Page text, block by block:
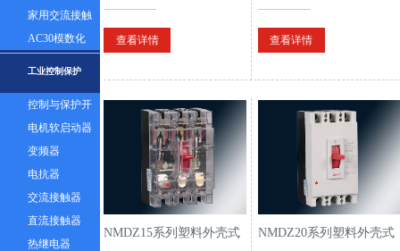
路器
家用交流接触
器
AC30模数化
工业控制保护
控制与保护开
关
电机软启动器
变频器
电抗器
交流接触器
直流接触器
热继电器
子式塑壳断路器
查看详情
器
查看详情
NMDZ15系列塑料外壳式
NMDZ20系列塑料外壳式